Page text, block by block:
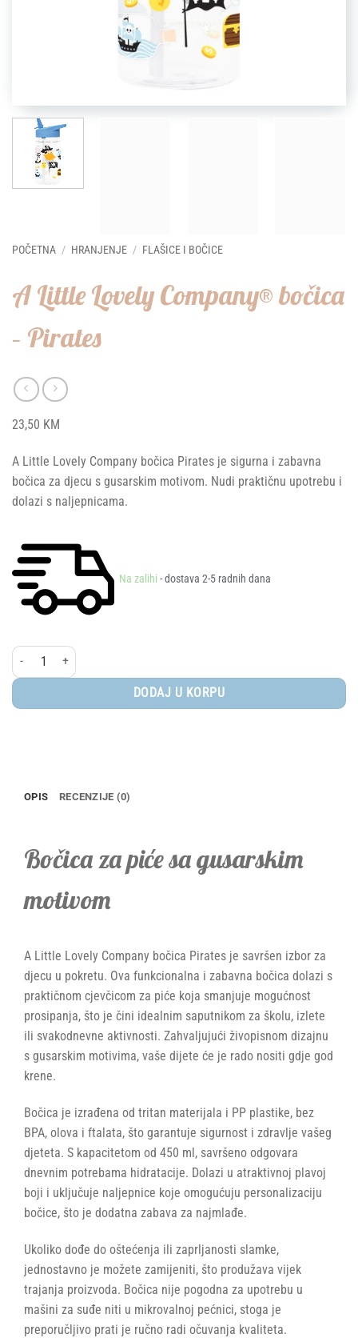
POČETNA / HRANJENJE / FLAŠICE I BOČICE
A Little Lovely Company® bočica
– Pirates
23,50 KM
A Little Lovely Company bočica Pirates je sigurna i zabavna
bočica za djecu s gusarskim motivom. Nudi praktičnu upotrebu i
dolazi s naljepnicama.
Na zalihi - dostava 2-5 radnih dana
A Little Lovely Company® bočica - Pirates količina
DODAJ U KORPU
OPIS RECENZIJE (0)
Bočica za piće sa gusarskim
motivom
A Little Lovely Company bočica Pirates je savršen izbor za
djecu u pokretu. Ova funkcionalna i zabavna bočica dolazi s
praktičnom cjevčicom za piće koja smanjuje mogućnost
prosipanja, što je čini idealnim saputnikom za školu, izlete
ili svakodnevne aktivnosti. Zahvaljujući živopisnom dizajnu
s gusarskim motivima, vaše dijete će je rado nositi gdje god
krene.
Bočica je izrađena od tritan materijala i PP plastike, bez
BPA, olova i ftalata, što garantuje sigurnost i zdravlje vašeg
djeteta. S kapacitetom od 450 ml, savršeno odgovara
dnevnim potrebama hidratacije. Dolazi u atraktivnoj plavoj
boji i uključuje naljepnice koje omogućuju personalizaciju
bočice, što je dodatna zabava za najmlađe.
Ukoliko dođe do oštećenja ili zaprljanosti slamke,
jednostavno je možete zamijeniti, što produžava vijek
trajanja proizvoda. Bočica nije pogodna za upotrebu u
mašini za suđe niti u mikrovalnoj pećnici, stoga je
preporučljivo prati je ručno radi očuvanja kvaliteta.